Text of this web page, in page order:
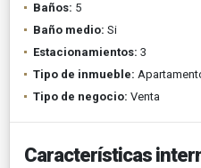
Baños: 5
Baño medio: Si
Estacionamientos: 3
Tipo de inmueble:
Tipo de negocio: Venta
Características